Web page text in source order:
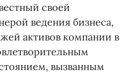
своей
ведения бизнеса,
активов компании в
вызванным